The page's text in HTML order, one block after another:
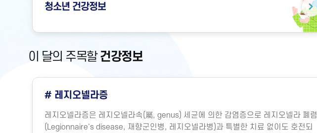
청소년 건강정보
이 달의 주목할건강정보
# 레지오넬라증
레지오넬라증은 레지오넬라속(屬, genus) 세균에 의한 감염증으로 레지오넬라 폐렴
(Legionnaire's disease, 재향군인병, 레지오넬라병)과 특별한 치료 없이도 호전되